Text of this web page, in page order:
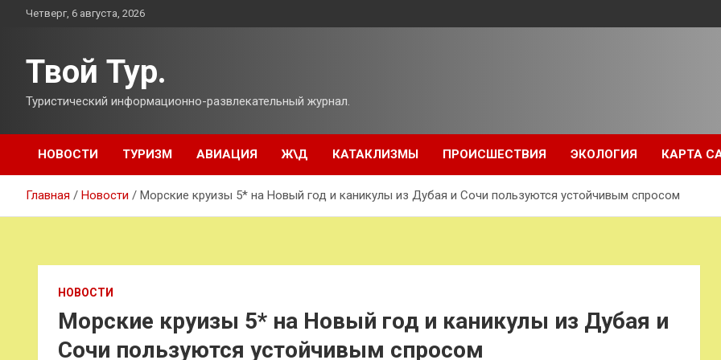
ПерейтиЧетверг, 6 августа, 2026
Твой Тур.
Туристический информационно-развлекательный журнал.
НОВОСТИ ТУРИЗМ АВИАЦИЯ Ж\Д КАТАКЛИЗМЫ ПРОИСШЕСТВИЯ ЭКОЛОГИЯ КАРТА
Главная Новости Морские круизы 5* на Новый год и каникулы из Дубая и Сочи пользуются устойчивым спросом
НОВОСТИ
Морские круизы 5* на Новый год и каникулы из Дубая и
Сочи пользуются устойчивым спросом